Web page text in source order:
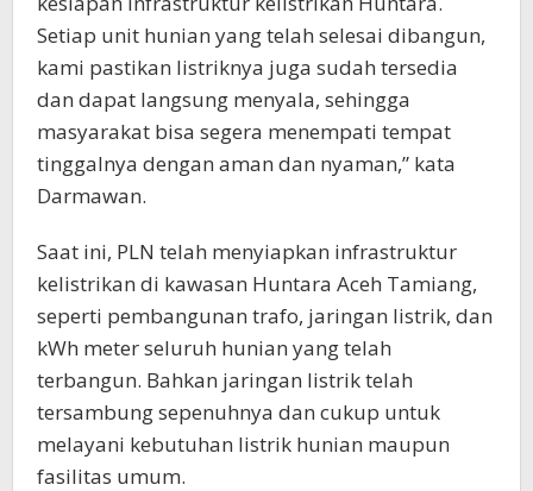
Setiap unit hunian yang telah selesai dibangun,
kami pastikan listriknya juga sudah tersedia
dan dapat langsung menyala, sehingga
masyarakat bisa segera menempati tempat
tinggalnya dengan aman dan nyaman,” kata
Darmawan.
Saat ini, PLN telah menyiapkan infrastruktur
kelistrikan di kawasan Huntara Aceh Tamiang,
seperti pembangunan trafo, jaringan listrik, dan
kWh meter seluruh hunian yang telah
terbangun. Bahkan jaringan listrik telah
tersambung sepenuhnya dan cukup untuk
melayani kebutuhan listrik hunian maupun
fasilitas umum.